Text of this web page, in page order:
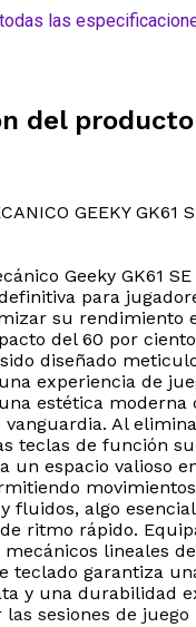
las
del producto
GEEKY GK61
Geeky GK61
para
su rendimiento
del 60 por
diseñado
experiencia de
estética moderna
vanguardia. Al
teclas de función
un espacio valioso
fluidos, algo
ritmo rápido.
lineales
teclado garantiza
y una durabilidad
sesiones de juego